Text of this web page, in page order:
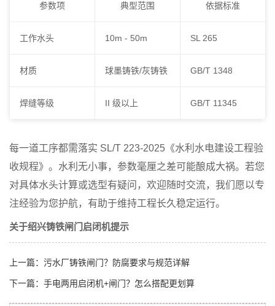
参数项 典型范围 依据标准
工作水头 10m - 50m SL 265
材质 球墨铸铁/灰铸铁 GB/T 1348
焊缝等级 II 级以上 GB/T 11345
每一道工序都需落实 SL/T 223-2025《水利水电建设工程验
收规程》。水利无小事，参数毫厘之差可能酿成大祸。若您
对具体水头计算或选型有疑问，欢迎随时交流，我们愿以专
注经验为您护航，有助于维持工程长久稳定运行。
关于绍兴铸铁闸门启闭机提示
上一篇： 污水厂铸铁闸门？防腐要求与规范详解
下一篇： 手电两用启闭机+闸门？怎么搭配更划算